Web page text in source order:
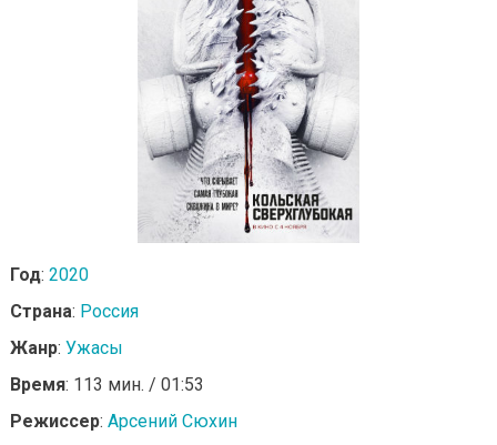
Год: 2020
Страна: Россия
Жанр: Ужасы
Время: 113 мин. / 01:53
Режиссер: Арсений Сюхин